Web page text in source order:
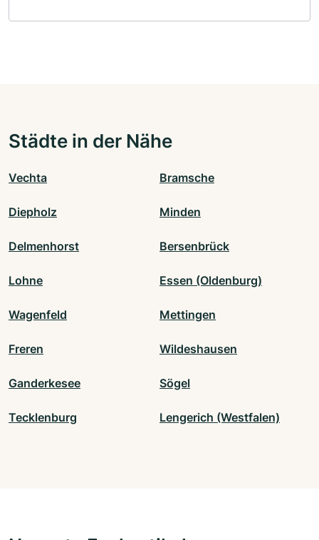
Städte in der Nähe
Vechta Bramsche
Diepholz Minden
Delmenhorst Bersenbrück
Lohne Essen (Oldenburg)
Wagenfeld Mettingen
Freren Wildeshausen
Ganderkesee Sögel
Tecklenburg Lengerich (Westfalen)